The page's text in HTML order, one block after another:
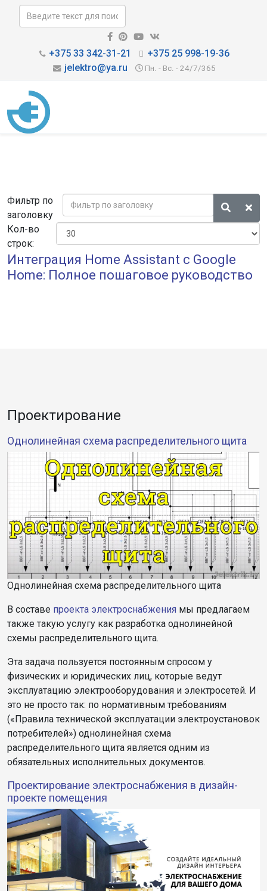
+375 33 342-31-21
+375 25 998-19-36
jelektro@ya.ru
Пн. - Вс. - 24/7/365
Фильтр по
заголовку
Кол-во
строк:
Интеграция Home Assistant с Google
Home: Полное пошаговое руководство
Проектирование
Однолинейная схема распределительного щита
Однолинейная схема распределительного щита
В составе проекта электроснабжения мы предлагаем
также такую услугу как разработка однолинейной
схемы распределительного щита.
Эта задача пользуется постоянным спросом у
физических и юридических лиц, которые ведут
эксплуатацию электрооборудования и электросетей. И
это не просто так: по нормативным требованиям
(«Правила технической эксплуатации электроустановок
потребителей») однолинейная схема
распределительного щита является одним из
обязательных исполнительных документов.
Проектирование электроснабжения в дизайн-
проекте помещения